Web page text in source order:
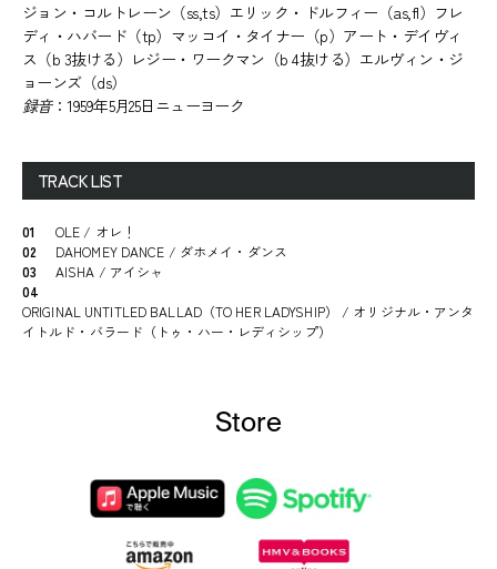
ジョン・コルトレーン（ss,ts）エリック・ドルフィー（as,fl）フレ
ディ・ハバード（tp）マッコイ・タイナー（p）アート・デイヴィ
ス（b 3抜ける）レジー・ワークマン（b 4抜ける）エルヴィン・ジ
ョーンズ（ds）
録音：1959年5月25日ニューヨーク
TRACK LIST
01
OLE / オレ！
02
DAHOMEY DANCE / ダホメイ・ダンス
03
AISHA / アイシャ
04
ORIGINAL UNTITLED BALLAD（TO HER LADYSHIP） / オリジナル・アンタ
イトルド・バラード（トゥ・ハー・レディシップ）
Store